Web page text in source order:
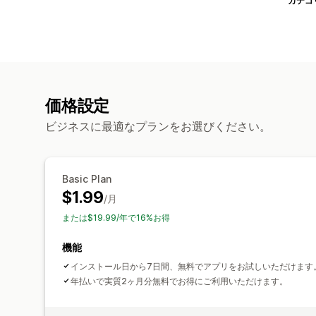
価格設定
ビジネスに最適なプランをお選びください。
Basic Plan
$1.99/月
または$19.99/年で16%お得
機能
インストール日から7日間、無料でアプリをお試しいただけます。
年払いで実質2ヶ月分無料でお得にご利用いただけます。